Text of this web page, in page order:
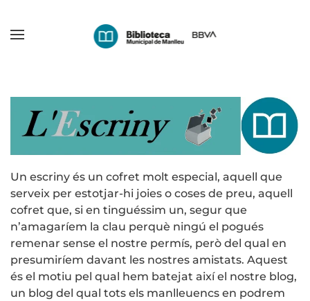
Un escriny és un cofret molt especial, aquell que
serveix per estotjar-hi joies o coses de preu, aquell
cofret que, si en tinguéssim un, segur que
n’amagaríem la clau perquè ningú el pogués
remenar sense el nostre permís, però del qual en
presumiríem davant les nostres amistats. Aquest
és el motiu pel qual hem batejat així el nostre blog,
un blog del qual tots els manlleuencs en podrem